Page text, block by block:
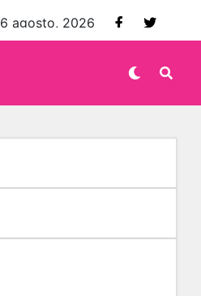
6 agosto, 2026